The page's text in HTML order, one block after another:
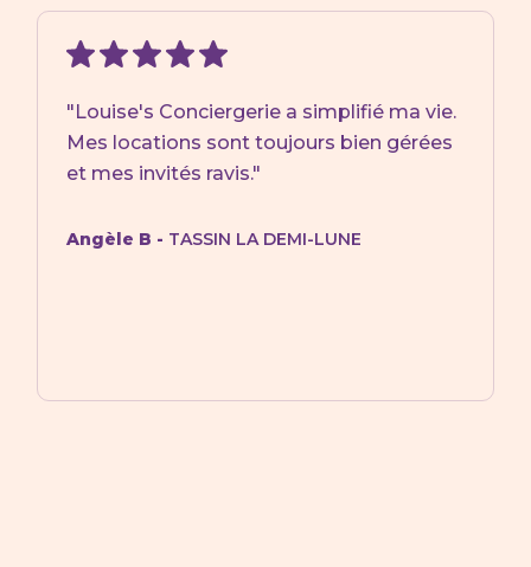
"Louise's Conciergerie a simplifié ma vie.
Mes locations sont toujours bien gérées
et mes invités ravis."
Angèle B - TASSIN LA DEMI-LUNE